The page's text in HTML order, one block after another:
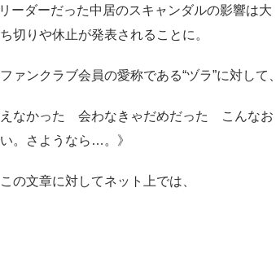
ダーだった中居のスキャンダルの影響は大
切りや休止が発表されることに。
ンクラブ会員の愛称である“ヅラ”に対して、
なかった 会わなきゃだめだった こんなお
。さようなら…。》
文章に対してネット上では、